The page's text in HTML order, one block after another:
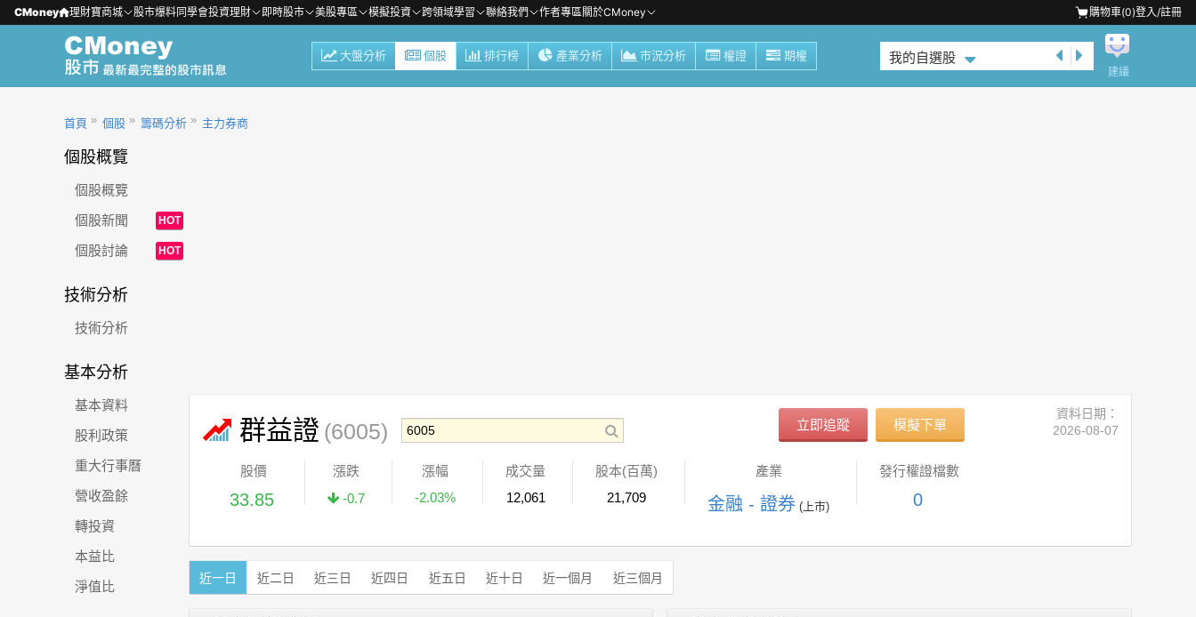
CMoney 理財寶商城 股市爆料同學會投資理財 即時股市 美股專區 模擬投資 跨領域學習 聯絡我們 作者專區關於CMoney 購物車(0)登入/註冊
大盤分析 個股 排行榜 產業分析 市況分析 權證 期權 我的自選股
建議
首頁 個股 籌碼分析 主力券商
個股概覽
個股概覽
個股新聞
HOT
個股討論 HOT
技術分析
技術分析
基本分析
基本資料
股利政策
重大行事曆
營收盈餘
轉投資
本益比
淨值比
群益證 (6005) 立即追蹤 模擬下單
資料日期：
2026-08-07
股價
33.85
漲跌
-0.7
漲幅
-2.03%
成交量
12,061
股本(百萬)
21,709
產業
金融 - 證券 (上市)
發行權證檔數
0
近一日 近二日 近三日 近四日 近五日 近十日 近一個月 近三個月